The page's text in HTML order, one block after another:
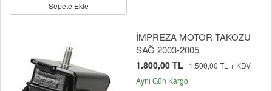
Sepete Ekle
İMPREZA MOTOR TAKOZU
SAĞ 2003-2005
1.800,00 TL
1.500,00 TL + KDV
Aynı Gün Kargo